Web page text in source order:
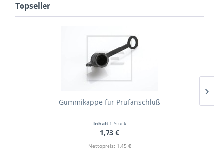
Topseller
Gummikappe für Prüfanschluß
Inhalt 1 Stück
1,73 €
Nettopreis: 1,45 €